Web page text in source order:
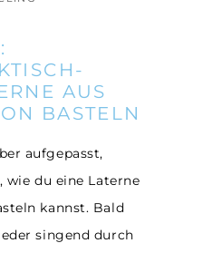
AUS
BASTELN
aufgepasst,
wie du eine Laterne
kannst. Bald
singend durch